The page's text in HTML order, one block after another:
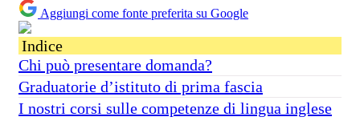
Aggiungi come fonte preferita su Google
Indice
Chi può presentare domanda?
Graduatorie d’istituto di prima fascia
I nostri corsi sulle competenze di lingua inglese